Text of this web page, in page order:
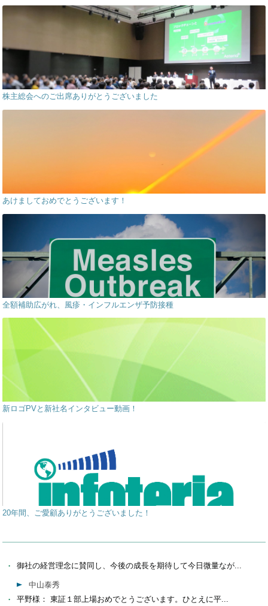
株主総会へのご出席ありがとうございました
あけましておめでとうございます！
全額補助広がれ、風疹・インフルエンザ予防接種
新ロゴPVと新社名インタビュー動画！
20年間、ご愛顧ありがとうございました！
御社の経営理念に賛同し、今後の成長を期待して今日微量なが...
中山泰秀
平野様： 東証１部上場おめでとうございます。ひとえに平...